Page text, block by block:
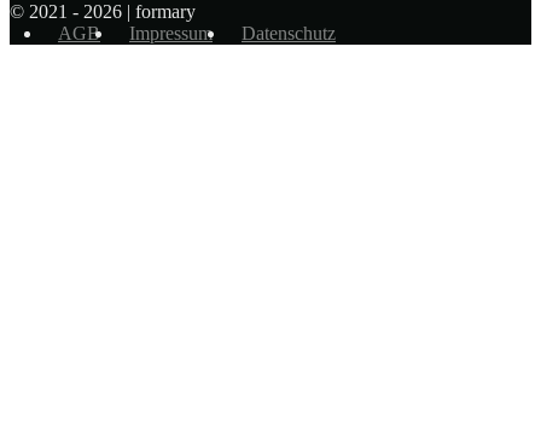
© 2021 - 2026 | formary
AGB
Impressum Datenschutz